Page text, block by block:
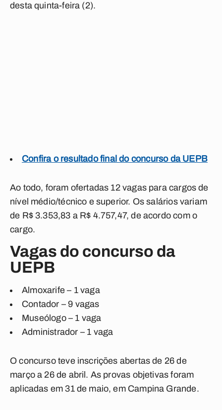
desta quinta-feira (2).
Confira o resultado final do concurso da UEPB
Ao todo, foram ofertadas 12 vagas para cargos de
nível médio/técnico e superior. Os salários variam
de R$ 3.353,83 a R$ 4.757,47, de acordo com o
cargo.
Vagas do concurso da
UEPB
Almoxarife – 1 vaga
Contador – 9 vagas
Museólogo – 1 vaga
Administrador – 1 vaga
O concurso teve inscrições abertas de 26 de
março a 26 de abril. As provas objetivas foram
aplicadas em 31 de maio, em Campina Grande.